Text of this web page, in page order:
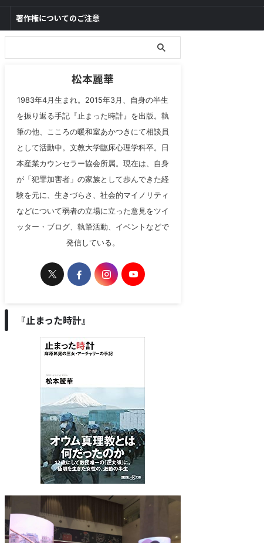
著作権についてのご注意
松本麗華
1983年4月生まれ。2015年3月、自身の半生
を振り返る手記『止まった時計』を出版。執
筆の他、こころの暖和室あかつきにて相談員
として活動中。文教大学臨床心理学科卒。日
本産業カウンセラー協会所属。現在は、自身
が「犯罪加害者」の家族として歩んできた経
験を元に、生きづらさ、社会的マイノリティ
などについて弱者の立場に立った意見をツイ
ッター・ブログ、執筆活動、イベントなどで
発信している。
『止まった時計』